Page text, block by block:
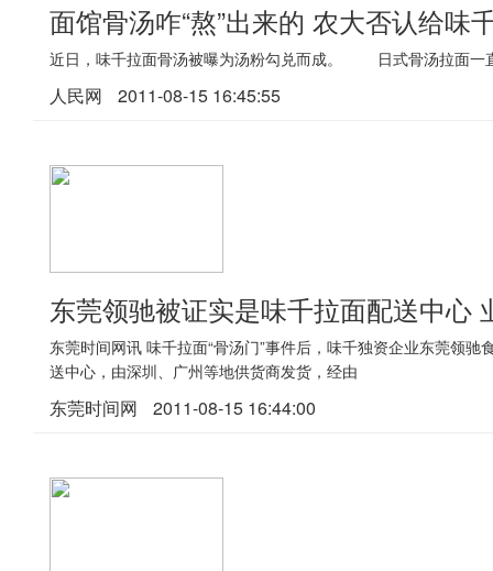
面馆骨汤咋“熬”出来的 农大否认给味
近日，味千拉面骨汤被曝为汤粉勾兑而成。 日式骨汤拉面一
人民网 2011-08-15 16:45:55
东莞领驰被证实是味千拉面配送中心
东莞时间网讯 味千拉面“骨汤门”事件后，味千独资企业东莞
送中心，由深圳、广州等地供货商发货，经由
东莞时间网 2011-08-15 16:44:00